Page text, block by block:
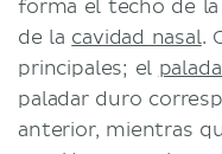
forma el techo de la
de la cavidad nasal.
principales; el
paladar duro
anterior, mientras